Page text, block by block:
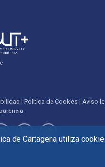
de Cartagena utiliza
Política de Cookies
Aviso